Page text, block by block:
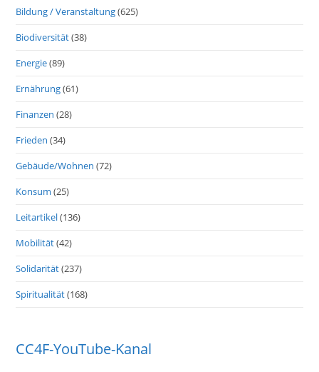
Bildung / Veranstaltung(625)
Biodiversität(38)
Energie(89)
Ernährung(61)
Finanzen (28)
Frieden (34)
Gebäude/Wohnen (72)
Konsum (25)
Leitartikel(136)
Mobilität(42)
Solidarität(237)
Spiritualität(168)
CC4F-YouTube-Kanal